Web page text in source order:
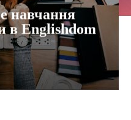
навчання
в Englishdom